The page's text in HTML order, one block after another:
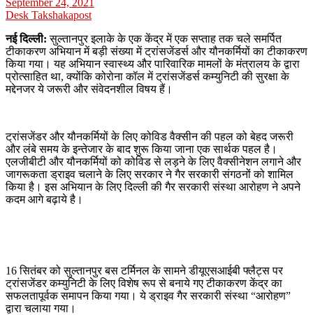
Desk Takshakapost
नई दिल्ली: सुल्तानपुर इलाके के एक केंद्र में एक सप्ताह तक चले समर्पित
टीकाकरण अभियान में बड़ी संख्या में ट्रांसजेंडर्स और यौनकर्मियों का टीकाकरण
किया गया। यह अभियान स्वास्थ्य और पारिवारिक मामलों के मंत्रालय के द्वारा
प्रोत्साहित था, क्योंकि कोरोना कॉल में ट्रांसजेंडर्स कम्युनिटी की सुरक्षा के
मद्देनजर ये जरूरी और संवेदनशील विषय हैं।
ट्रांसजेंडर और यौनकर्मियों के लिए कोविड वैक्सीन की पहल को बेहद जरूरी
और लंबे समय के इन्तेजार के बाद शुरू किया जाना एक सार्थक पहल है।
एलजीबीटी और यौनकर्मियों को कोविड से लड़ने के लिए वैक्सीनेशन लगाने और
जागरूकता ड्राइव चलाने के लिए सरकार ने गैर सरकारी संगठनों को शामिल
किया है। इस अभियान के लिए दिल्ली की गैर सरकारी संस्था आरोहण ने अपने
कदम आगे बढ़ाये है।
16 सितंबर को सुल्तानपुर बस टर्मिनल के सामने डीयूएसआईबी फ्लैट्स पर
ट्रांसजेंडर कम्युनिटी के लिए विशेष रूप से बनाये गए टीकाकरण केंद्र का
सफलतापूर्वक समापन किया गया। ये ड्राइव गैर सरकारी संस्था “आरोहण”
द्वारा चलाया गया।